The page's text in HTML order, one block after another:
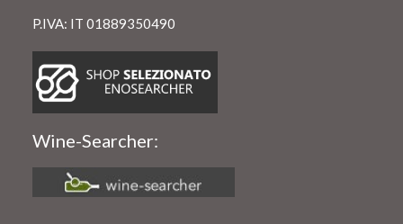
P.IVA: IT 01889350490
Wine-Searcher: